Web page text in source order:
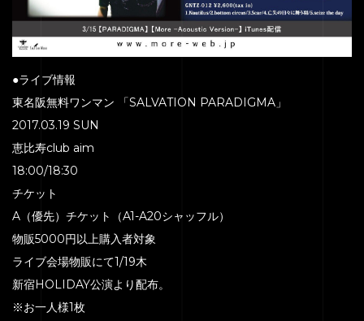
●ライブ情報
東名阪無料ワンマン 「SALVATION PARADIGMA」
2017.03.19 SUN
恵比寿club aim
18:00/18:30
チケット
A（優先）チケット（A1-A20シャッフル）
物販5000円以上購入者対象
ライブ会場物販にて1/19木
新宿HOLIDAY公演より配布。
※お一人様1枚